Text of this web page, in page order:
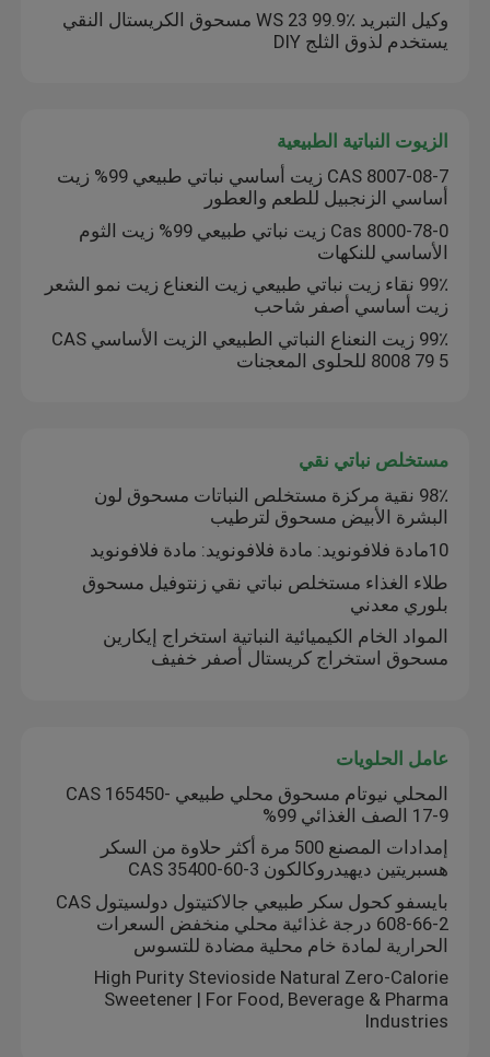
المنزل
المنتجات
فيديوهات
وكيل التبريد WS 23 99.9٪ مسحوق الكريستال النقي
يستخدم لذوق الثلج DIY
الزيوت النباتية الطبيعية
CAS 8007-08-7 زيت أساسي نباتي طبيعي 99% زيت
أساسي الزنجبيل للطعم والعطور
Cas 8000-78-0 زيت نباتي طبيعي 99% زيت الثوم
الأساسي للنكهات
99٪ نقاء زيت نباتي طبيعي زيت النعناع زيت نمو الشعر
زيت أساسي أصفر شاحب
99٪ زيت النعناع النباتي الطبيعي الزيت الأساسي CAS
8008 79 5 للحلوى المعجنات
مستخلص نباتي نقي
98٪ نقية مركزة مستخلص النباتات مسحوق لون
البشرة الأبيض مسحوق لترطيب
10مادة فلافونويد: مادة فلافونويد: مادة فلافونويد
طلاء الغذاء مستخلص نباتي نقي زنتوفيل مسحوق
بلوري معدني
المواد الخام الكيميائية النباتية استخراج إيكارين
مسحوق استخراج كريستال أصفر خفيف
عامل الحلويات
المحلي نيوتام مسحوق محلي طبيعي CAS 165450-
17-9 الصف الغذائي 99%
إمدادات المصنع 500 مرة أكثر حلاوة من السكر
هسبريتين ديهيدروكالكون CAS 35400-60-3
بايسفو كحول سكر طبيعي جالاكتيتول دولسيتول CAS
608-66-2 درجة غذائية محلي منخفض السعرات
الحرارية لمادة خام محلية مضادة للتسوس
High Purity Stevioside Natural Zero-Calorie
Sweetener | For Food, Beverage & Pharma
Industries